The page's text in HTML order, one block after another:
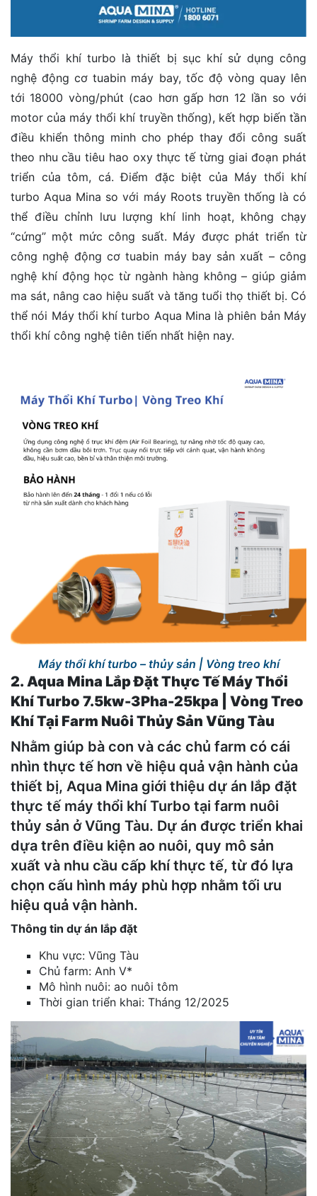
Máy thổi khí turbo là thiết bị sục khí sử dụng công
nghệ động cơ tuabin máy bay, tốc độ vòng quay lên
tới 18000 vòng/phút (cao hơn gấp hơn 12 lần so với
motor của máy thổi khí truyền thống), kết hợp biến tần
điều khiển thông minh cho phép thay đổi công suất
theo nhu cầu tiêu hao oxy thực tế từng giai đoạn phát
triển của tôm, cá. Điểm đặc biệt của Máy thổi khí
turbo Aqua Mina so với máy Roots truyền thống là có
thể điều chỉnh lưu lượng khí linh hoạt, không chạy
“cứng” một mức công suất. Máy được phát triển từ
công nghệ động cơ tuabin máy bay sản xuất – công
nghệ khí động học từ ngành hàng không – giúp giảm
ma sát, nâng cao hiệu suất và tăng tuổi thọ thiết bị. Có
thể nói Máy thổi khí turbo Aqua Mina là phiên bản Máy
thổi khí công nghệ tiên tiến nhất hiện nay.
Máy thổi khí turbo – thủy sản | Vòng treo khí
2. Aqua Mina Lắp Đặt Thực Tế Máy Thổi
Khí Turbo 7.5kw-3Pha-25kpa | Vòng Treo
Khí Tại Farm Nuôi Thủy Sản Vũng Tàu
Nhằm giúp bà con và các chủ farm có cái
nhìn thực tế hơn về hiệu quả vận hành của
thiết bị, Aqua Mina giới thiệu dự án lắp đặt
thực tế máy thổi khí Turbo tại farm nuôi
thủy sản ở Vũng Tàu. Dự án được triển khai
dựa trên điều kiện ao nuôi, quy mô sản
xuất và nhu cầu cấp khí thực tế, từ đó lựa
chọn cấu hình máy phù hợp nhằm tối ưu
hiệu quả vận hành.
Thông tin dự án lắp đặt
Khu vực: Vũng Tàu
Chủ farm: Anh V*
Mô hình nuôi: ao nuôi tôm
Thời gian triển khai: Tháng 12/2025